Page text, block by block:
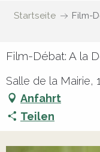
Startseite Film-
Film-Débat: A la
Salle de la Mairie,
Anfahrt
Teilen